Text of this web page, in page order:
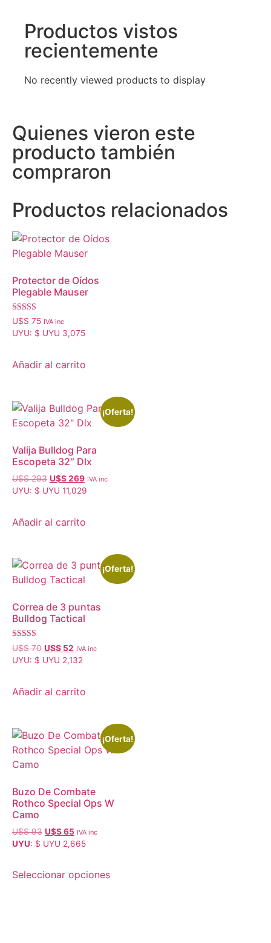
Productos vistos
recientemente
No recently viewed products to display
Quienes vieron este
producto también
compraron
Productos relacionados
Protector de Oídos
Plegable Mauser
Valorado
con
4.50
U$S 75 IVA inc
UYU: $ UYU 3,075
Añadir al carrito
¡Oferta!
Valija Bulldog Para
Escopeta 32″ Dlx
U$S293 U$S269 IVA inc
UYU: $ UYU 11,029
Añadir al carrito
¡Oferta!
Correa de 3 puntas
Bulldog Tactical
Valorado con
5.00
de 5
U$S70 U$S 52 IVA inc
UYU: $ UYU 2,132
Añadir al carrito
¡Oferta!
Buzo De Combate
Rothco Special Ops W
Camo
U$S93 U$S65 IVA inc
UYU: $ UYU 2,665
Seleccionar opciones